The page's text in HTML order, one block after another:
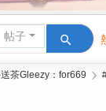
帖子
茶Gleezy：for669 ›